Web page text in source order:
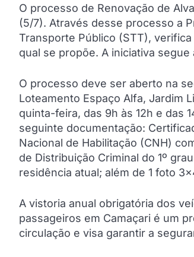
O processo de Renovação de
(5/7). Através desse processo a
Transporte Público (STT),
qual se propõe. A iniciativa
O processo deve ser aberto na
Loteamento Espaço Alfa, Jardim
quinta-feira, das 9h às 12h e das
seguinte documentação:
Nacional de Habilitação (CNH)
de Distribuição Criminal do 1º
residência atual; além de 1 foto
A vistoria anual obrigatória dos
passageiros em Camaçari é um
circulação e visa garantir a